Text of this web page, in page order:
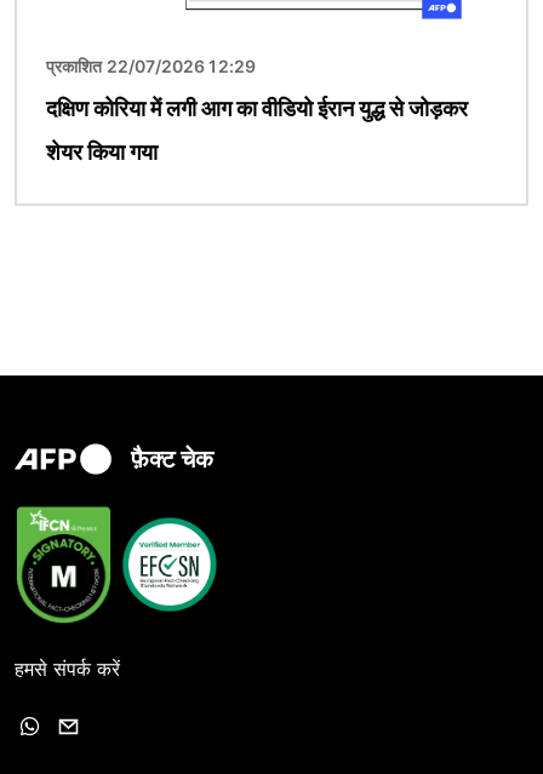
प्रकाशित 22/07/2026 12:29
दक्षिण कोरिया में लगी आग का वीडियो ईरान युद्ध से जोड़कर
शेयर किया गया
फ़ैक्ट चेक
हमसे संपर्क करें